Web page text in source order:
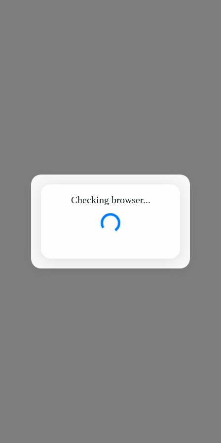
Checking browser...